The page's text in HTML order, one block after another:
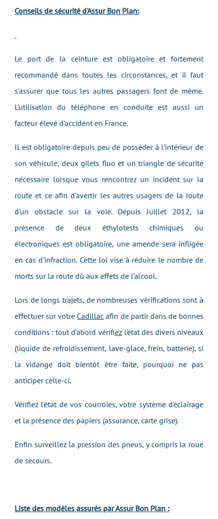
Conseils de sécurité d'Assur Bon Plan:
Le port de la ceinture est obligatoire et fortement
recommandé dans toutes les circonstances, et il faut
s'assurer que tous les autres passagers font de même.
L'utilisation du téléphone en conduite est aussi un
facteur élevé d'accident en France.
Il est obligatoire depuis peu de posséder à l’intérieur de
son véhicule, deux gilets fluo et un triangle de sécurité
nécessaire lorsque vous rencontrez un incident sur la
route et ce afin d'avertir les autres usagers de la route
d'un obstacle sur la voie. Depuis Juillet 2012, la
présence de deux éthylotests chimiques ou
électroniques est obligatoire, une amende sera infligée
en cas d'infraction. Cette loi vise à réduire le nombre de
morts sur la route dû aux effets de l'alcool.
Lors de longs trajets, de nombreuses vérifications sont à
effectuer sur votre Cadillac afin de partir dans de bonnes
conditions : tout d'abord vérifiezl'état des divers niveaux
(liquide de refroidissement, lave-glace, frein, batterie), si
la vidange doit bientôt être faite, pourquoi ne pas
anticiper celle-ci.
Vérifiez l'état de vos courroies, votre système d'éclairage
et la présence des papiers (assurance, carte grise).
Enfin surveillez la pression des pneus, y compris la roue
de secours.
Liste des modèles assurés par Assur Bon Plan :